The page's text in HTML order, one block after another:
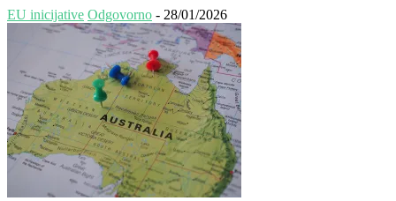
EU inicijative Odgovorno - 28/01/2026